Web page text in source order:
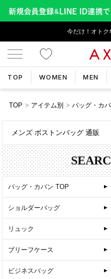
今だけ！オトク
TOP WOMEN MEN
TOP アイテム別 バッグ・カ
メンズ ボストンバッグ 通販
バッグ・カバン TOP
ショルダーバッグ
リュック
ブリーフケース
ビジネスバッグ